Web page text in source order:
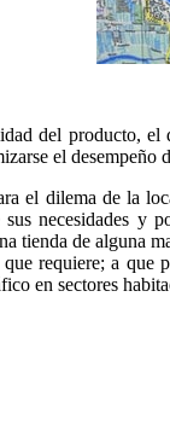
del producto,
el desempeño
el dilema de la
necesidades
tienda de alguna
requiere; a que
en sectores